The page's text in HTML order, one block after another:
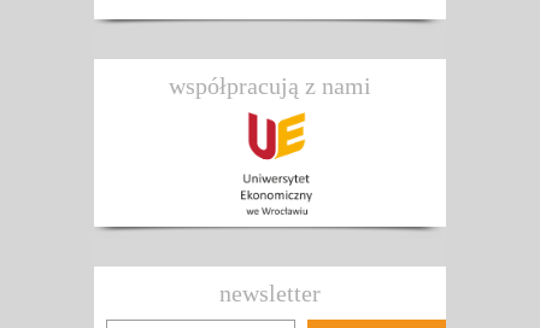
współpracują z nami
newsletter